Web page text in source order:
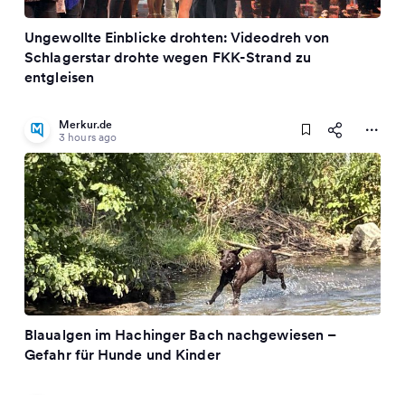
Ungewollte Einblicke drohten: Videodreh von
Schlagerstar drohte wegen FKK-Strand zu
entgleisen
Merkur.de
3 hours ago
Blaualgen im Hachinger Bach nachgewiesen –
Gefahr für Hunde und Kinder